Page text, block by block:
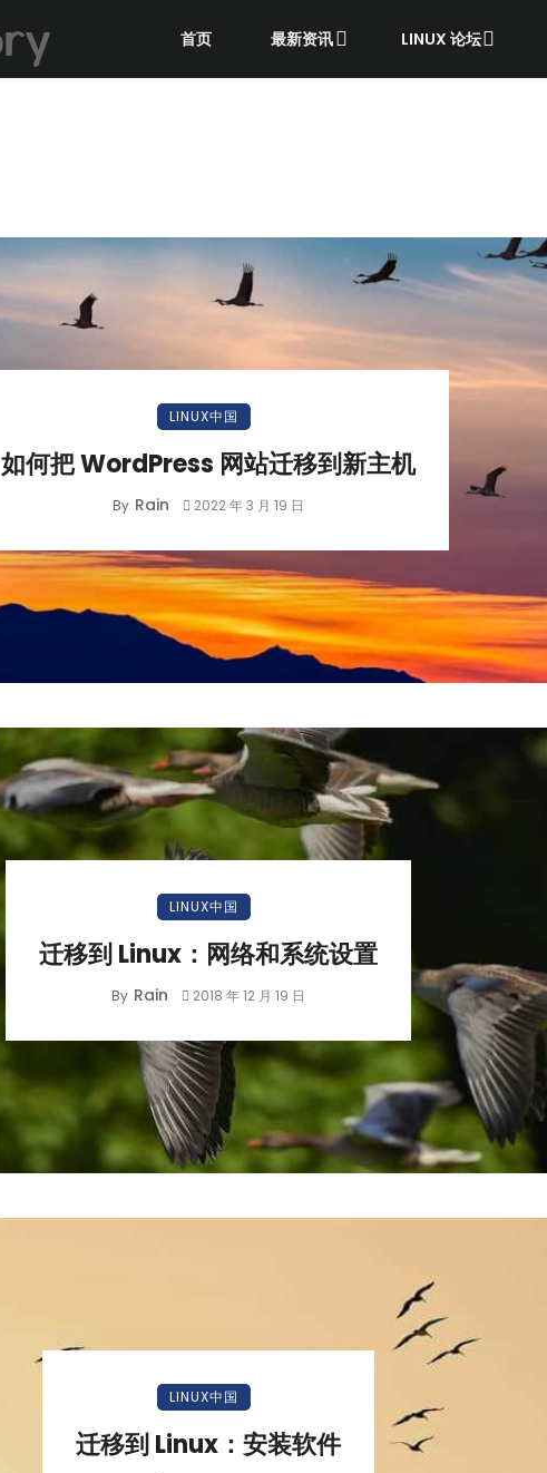
首页 最新资讯 LINUX 论坛
LINUX中国
如何把 WordPress 网站迁移到新主机
By Rain 2022 年 3 月 19 日
LINUX中国
迁移到 Linux：网络和系统设置
By Rain 2018 年 12 月 19 日
LINUX中国
迁移到 Linux：安装软件